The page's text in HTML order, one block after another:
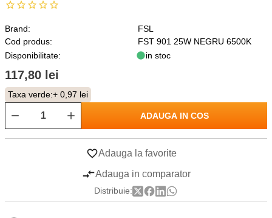
Brand:
FSL
Cod produs:
FST 901 25W NEGRU 6500K
Disponibilitate:
in stoc
117,80 lei
Taxa verde:+ 0,97 lei
ADAUGA IN COS
Adauga la favorite
Adauga in comparator
Distribuie: